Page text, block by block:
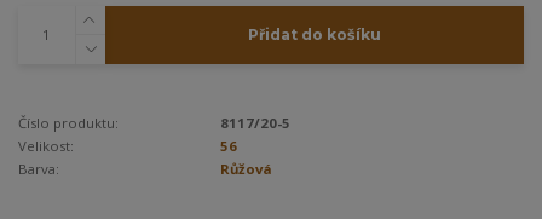
Přidat do košíku
Číslo produktu:
8117/20-5
Velikost:
56
Barva:
Růžová